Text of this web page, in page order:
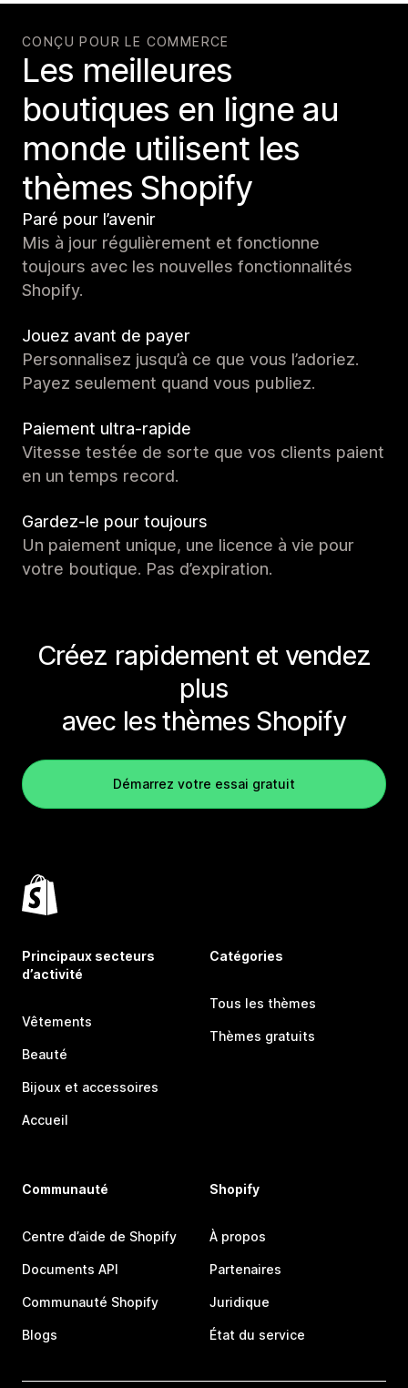
CONÇU POUR LE COMMERCE
Les meilleures
boutiques en ligne au
monde utilisent les
thèmes Shopify
Paré pour l’avenir
Mis à jour régulièrement et fonctionne
toujours avec les nouvelles fonctionnalités
Shopify.
Jouez avant de payer
Personnalisez jusqu’à ce que vous l’adoriez.
Payez seulement quand vous publiez.
Paiement ultra-rapide
Vitesse testée de sorte que vos clients paient
en un temps record.
Gardez-le pour toujours
Un paiement unique, une licence à vie pour
votre boutique. Pas d’expiration.
Créez rapidement et vendez
plus
avec les thèmes Shopify
Démarrez votre essai gratuit
Principaux secteurs
d’activité
Vêtements
Beauté
Bijoux et accessoires
Accueil
Catégories
Tous les thèmes
Thèmes gratuits
Communauté
Centre d’aide de Shopify
Documents API
Communauté Shopify
Blogs
Shopify
À propos
Partenaires
Juridique
État du service